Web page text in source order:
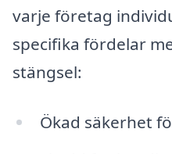
varje företag
specifika fördelar
stängsel:
Ökad säkerhet